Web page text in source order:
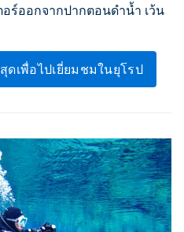
อร์ออกจากปากตอนดำน้ำ เว้น
เพื่อไปเยี่ยมชมในยุโรป